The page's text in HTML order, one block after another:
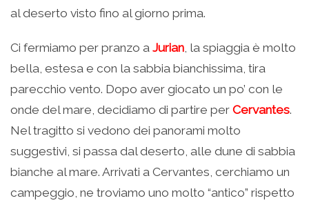
al deserto visto fino al giorno prima.
Ci fermiamo per pranzo a Jurian , la spiaggia è molto
bella, estesa e con la sabbia bianchissima, tira
parecchio vento. Dopo aver giocato un po’ con le
onde del mare, decidiamo di partire per Cervantes.
Nel tragitto si vedono dei panorami molto
suggestivi, si passa dal deserto, alle dune di sabbia
bianche al mare. Arrivati a Cervantes, cerchiamo un
campeggio, ne troviamo uno molto “antico” rispetto